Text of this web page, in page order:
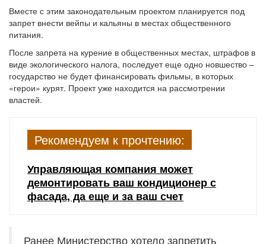
Вместе с этим законодательным проектом планируется под
запрет внести вейпы и кальяны в местах общественного
питания.
После запрета на курение в общественных местах, штрафов в
виде экологического налога, последует еще одно новшество –
государство не будет финансировать фильмы, в которых
«герои» курят. Проект уже находится на рассмотрении
властей.
Рекомендуем к прочтению:
Управляющая компания может
демонтировать ваш кондиционер с
фасада, да еще и за ваш счет
Ранее Министерство хотело запретить